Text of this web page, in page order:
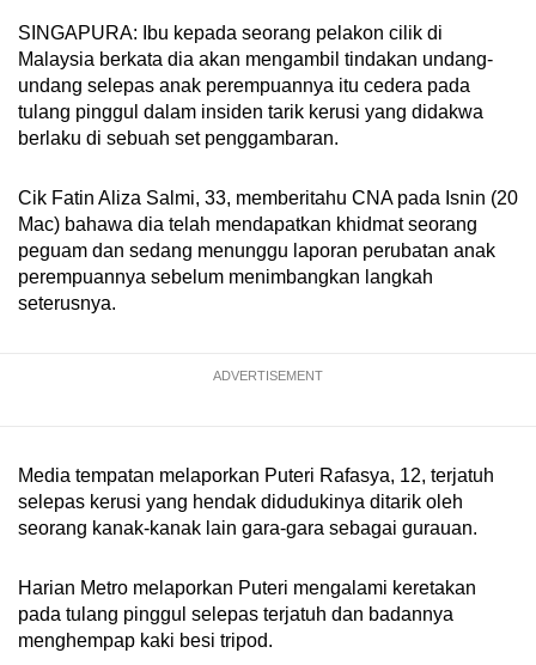
SINGAPURA: Ibu kepada seorang pelakon cilik di
Malaysia berkata dia akan mengambil tindakan undang-
undang selepas anak perempuannya itu cedera pada
tulang pinggul dalam insiden tarik kerusi yang didakwa
berlaku di sebuah set penggambaran.
Cik Fatin Aliza Salmi, 33, memberitahu CNA pada Isnin (20
Mac) bahawa dia telah mendapatkan khidmat seorang
peguam dan sedang menunggu laporan perubatan anak
perempuannya sebelum menimbangkan langkah
seterusnya.
ADVERTISEMENT
Media tempatan melaporkan Puteri Rafasya, 12, terjatuh
selepas kerusi yang hendak didudukinya ditarik oleh
seorang kanak-kanak lain gara-gara sebagai gurauan.
Harian Metro melaporkan Puteri mengalami keretakan
pada tulang pinggul selepas terjatuh dan badannya
menghempap kaki besi tripod.
upgrade
to
supported
or,
for
the
finest
experience,
Upgraded
but
having
issues?
Contact